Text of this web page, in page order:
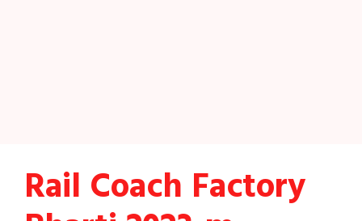
Rail Coach Factory